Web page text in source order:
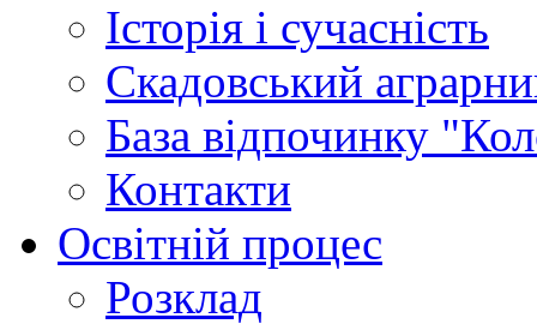
Історія і сучасність
Скадовський
База відпочинку
Контакти
Освітній процес
Розклад